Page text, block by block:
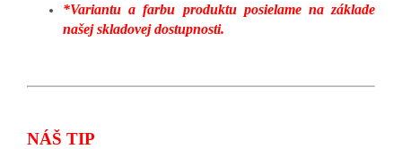
*Variantu a farbu produktu posielame na základe
našej skladovej dostupnosti.
NÁŠ TIP